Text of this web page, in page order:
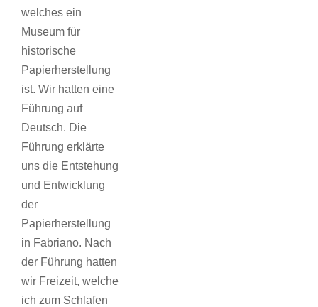
welches ein
Museum für
historische
Papierherstellung
ist. Wir hatten eine
Führung auf
Deutsch. Die
Führung erklärte
uns die Entstehung
und Entwicklung
der
Papierherstellung
in Fabriano. Nach
der Führung hatten
wir Freizeit, welche
ich zum Schlafen